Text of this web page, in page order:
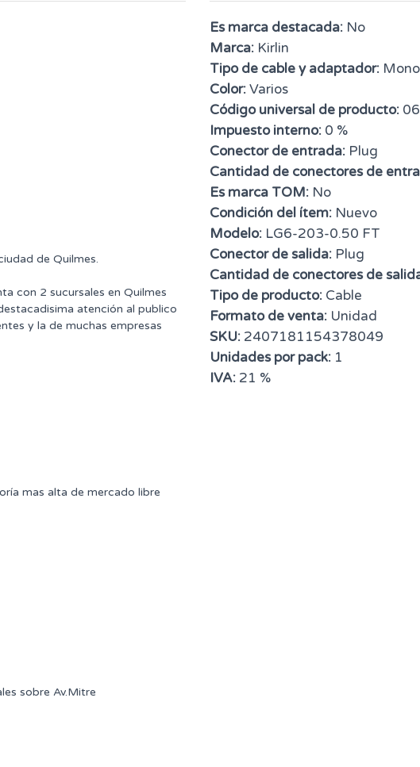
de Quilmes.
con 2 sucursales en Quilmes
atención al publico
y la de muchas empresas
mas alta de mercado libre
sobre Av.Mitre
Es marca destacada: No
Marca: Kirlin
Tipo de cable y adaptador:
Color:Varios
Código universal de producto:
Impuesto interno: 0 %
Conector de entrada: Plug
Cantidad de conectores de
Es marca TOM: No
Condición del ítem: Nuevo
Modelo: LG6-203-0.50 FT
Conector de salida: Plug
Cantidad de conectores de
Tipo de producto: Cable
Formato de venta: Unidad
SKU: 2407181154378049
Unidades por pack: 1
IVA: 21 %